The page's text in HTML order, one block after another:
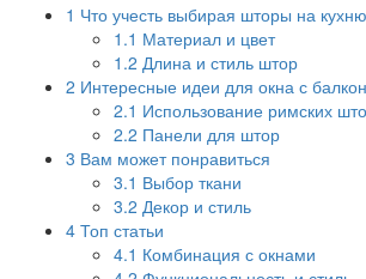
1 Что учесть выбирая шторы на
1.1 Материал и цвет
1.2 Длина и стиль штор
2 Интересные идеи для окна с
2.1 Использование римских
2.2 Панели для штор
3 Вам может понравиться
3.1 Выбор ткани
3.2 Декор и стиль
4 Топ статьи
4.1 Комбинация с окнами